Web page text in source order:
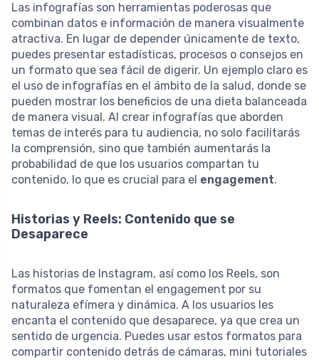
Las infografías son herramientas poderosas que
combinan datos e información de manera visualmente
atractiva. En lugar de depender únicamente de texto,
puedes presentar estadísticas, procesos o consejos en
un formato que sea fácil de digerir. Un ejemplo claro es
el uso de infografías en el ámbito de la salud, donde se
pueden mostrar los beneficios de una dieta balanceada
de manera visual. Al crear infografías que aborden
temas de interés para tu audiencia, no solo facilitarás
la comprensión, sino que también aumentarás la
probabilidad de que los usuarios compartan tu
contenido, lo que es crucial para el engagement.
Historias y Reels: Contenido que se
Desaparece
Las historias de Instagram, así como los Reels, son
formatos que fomentan el engagement por su
naturaleza efímera y dinámica. A los usuarios les
encanta el contenido que desaparece, ya que crea un
sentido de urgencia. Puedes usar estos formatos para
compartir contenido detrás de cámaras, mini tutoriales